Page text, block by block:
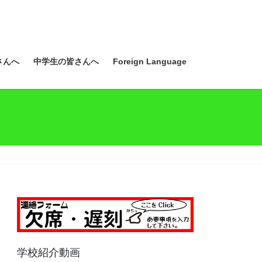
んへ 中学生の皆さんへ Foreign Language
学校紹介動画